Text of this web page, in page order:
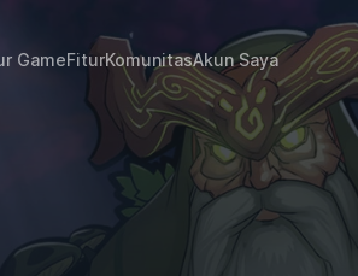
GameFiturKomunitasAkun Saya